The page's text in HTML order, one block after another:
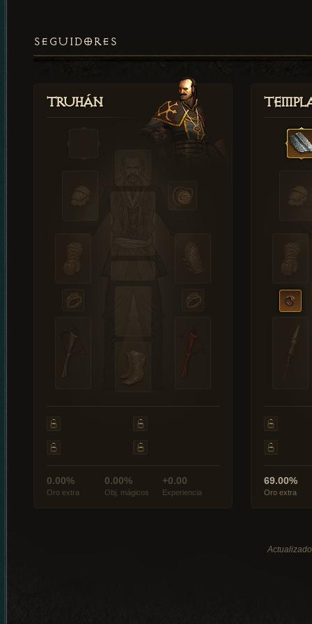
SEGUIDORES
Truhán
0.00%
Oro extra
0.00%
Obj. mágicos
+0.00
Experiencia
69.00%
Oro extra